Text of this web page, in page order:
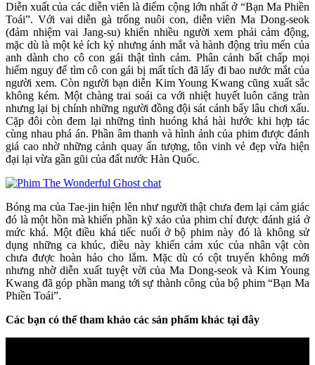
Diễn xuất của các diễn viên là điểm cộng lớn nhất ở “Bạn Ma Phiền
Toái”. Với vai diễn gà trống nuôi con, diễn viên Ma Dong-seok
(đảm nhiệm vai Jang-su) khiến nhiều người xem phải cảm động,
mặc dù là một kẻ ích kỷ nhưng ánh mắt và hành động trìu mến của
anh dành cho cô con gái thật tình cảm. Phân cảnh bất chấp mọi
hiểm nguy để tìm cô con gái bị mất tích đã lấy đi bao nước mắt của
người xem. Còn người bạn diễn Kim Young Kwang cũng xuất sắc
không kém. Một chàng trai soái ca với nhiệt huyết luôn căng tràn
nhưng lại bị chính những người đồng đội sát cánh bấy lâu chơi xấu.
Cặp đôi còn đem lại những tình huóng khá hài hước khi hợp tác
cùng nhau phá án. Phần âm thanh và hình ảnh của phim được đánh
giá cao nhờ những cảnh quay ấn tượng, tôn vinh vẻ đẹp vừa hiện
đại lại vừa gần gũi của đất nước Hàn Quốc.
Bóng ma của Tae-jin hiện lên như người thật chưa đem lại cảm giác
đó là một hồn mà khiến phần kỹ xảo của phim chỉ được đánh giá ở
mức khá. Một điều khá tiếc nuối ở bộ phim này đó là không sử
dụng những ca khúc, điều này khiến cảm xúc của nhân vật còn
chưa được hoàn hảo cho lắm. Mặc dù có cột truyến không mới
nhưng nhờ diễn xuất tuyệt vời của Ma Dong-seok và Kim Young
Kwang đã góp phần mang tới sự thành công của bộ phim “Bạn Ma
Phiền Toái”.
Các bạn có thể tham khảo các sản phẩm khác tại đây